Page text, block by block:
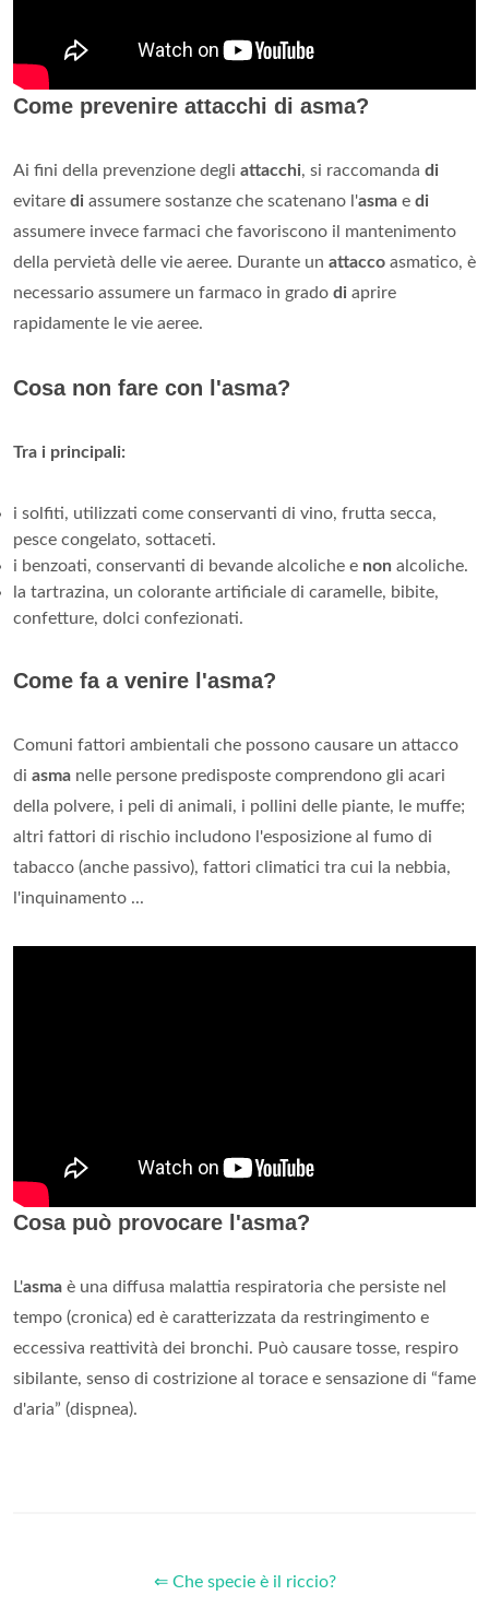
Come prevenire attacchi di asma?
Ai fini della prevenzione degli attacchi, si raccomanda di
evitare di assumere sostanze che scatenano l'asma e di
assumere invece farmaci che favoriscono il mantenimento
della pervietà delle vie aeree. Durante un attacco asmatico, è
necessario assumere un farmaco in grado di aprire
rapidamente le vie aeree.
Cosa non fare con l'asma?
Tra i principali:
i solfiti, utilizzati come conservanti di vino, frutta secca,
pesce congelato, sottaceti.
i benzoati, conservanti di bevande alcoliche e non alcoliche.
la tartrazina, un colorante artificiale di caramelle, bibite,
confetture, dolci confezionati.
Come fa a venire l'asma?
Comuni fattori ambientali che possono causare un attacco
di asma nelle persone predisposte comprendono gli acari
della polvere, i peli di animali, i pollini delle piante, le muffe;
altri fattori di rischio includono l'esposizione al fumo di
tabacco (anche passivo), fattori climatici tra cui la nebbia,
l'inquinamento ...
Cosa può provocare l'asma?
L'asma è una diffusa malattia respiratoria che persiste nel
tempo (cronica) ed è caratterizzata da restringimento e
eccessiva reattività dei bronchi. Può causare tosse, respiro
sibilante, senso di costrizione al torace e sensazione di “fame
d'aria” (dispnea).
⇐ Che specie è il riccio?